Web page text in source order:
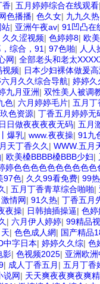
香| 五月婷婷综合在线观看
色播播| 色久女| 九九久热
站| 亚洲午夜av| 91凹凸在
久久涩视频| 色婷婷8| 欧
综合，91 | 97色啪| 人
网| 全部老头和老太
视频| 日本少妇裸体做爰
月久久综合导航| 婷婷久
九月亚洲| 双性美人被调
色| 六月婷婷毛片| 五月丁
色资源| 丁香五月婷婷无
日做夜夜夜夜无码| 五月
爆乳| www.夜夜操| 91九
天丁香久久 | WWW.五月
| 欧美槡BBBB槡BBB少妇|
婷色色色色色色色色色色
97色| 久久99看免费| 99
| 五月丁香青草综合啪啪|
情网| 91久热| 丁香五月
夜操| 日韩抽插操逼| 色婷
| 六月伊人婷婷| 99精品
| 色色成人網| 国产精品
中字日本| 婷婷久久综| 色
影| 色视频2025| 亚洲欧
| 成人丁香五月 | 五月丁香
说网| 天天爽夜夜爽夜爽